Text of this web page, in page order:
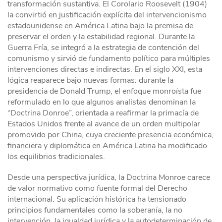
transformación sustantiva. El Corolario Roosevelt (1904)
la convirtió en justificación explícita del intervencionismo
estadounidense en América Latina bajo la premisa de
preservar el orden y la estabilidad regional. Durante la
Guerra Fría, se integró a la estrategia de contención del
comunismo y sirvió de fundamento político para múltiples
intervenciones directas e indirectas. En el siglo XXI, esta
lógica reaparece bajo nuevas formas: durante la
presidencia de Donald Trump, el enfoque monroísta fue
reformulado en lo que algunos analistas denominan la
“Doctrina Donroe”, orientada a reafirmar la primacía de
Estados Unidos frente al avance de un orden multipolar
promovido por China, cuya creciente presencia económica,
financiera y diplomática en América Latina ha modificado
los equilibrios tradicionales.
Desde una perspectiva jurídica, la Doctrina Monroe carece
de valor normativo como fuente formal del Derecho
internacional. Su aplicación histórica ha tensionado
principios fundamentales como la soberanía, la no